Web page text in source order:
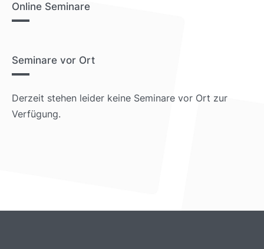
Online Seminare
Seminare vor Ort
Derzeit stehen leider keine Seminare vor Ort zur
Verfügung.